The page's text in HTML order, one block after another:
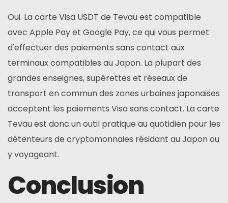
Oui. La carte Visa USDT de Tevau est compatible
avec Apple Pay et Google Pay, ce qui vous permet
d'effectuer des paiements sans contact aux
terminaux compatibles au Japon. La plupart des
grandes enseignes, supérettes et réseaux de
transport en commun des zones urbaines japonaises
acceptent les paiements Visa sans contact. La carte
Tevau est donc un outil pratique au quotidien pour les
détenteurs de cryptomonnaies résidant au Japon ou
y voyageant.
Conclusion